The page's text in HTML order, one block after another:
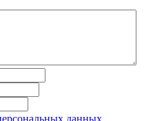
данных